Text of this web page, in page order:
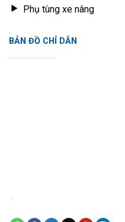
Phụ tùng xe nâng
BẢN ĐỒ CHỈ DẪN